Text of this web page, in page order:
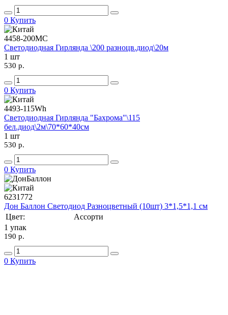
0 Купить
4458-200МС
Светодиодная Гирлянда \200 разноцв.диод\20м
1 шт
530 p.
0 Купить
4493-115Wh
Светодиодная Гирлянда "Бахрома"\115
бел.диод\2м\70*60*40см
1 шт
530 p.
0 Купить
6231772
Дон Баллон Светодиод Разноцветный (10шт) 3*1,5*1,1 см
Цвет:
Ассорти
1 упак
190 p.
0 Купить